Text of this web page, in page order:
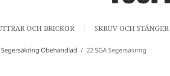
OCH BRICKOR SKRUV OCH STÄNGER
Segersäkring Obehandlad / 22 SGA Segersäkring